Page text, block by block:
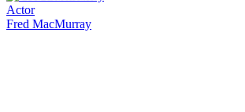
Actor
Fred MacMurray